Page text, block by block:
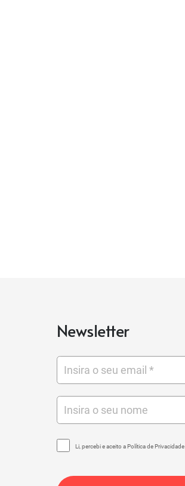
Newsletter
Li, percebi e aceito a Política de Privacidade